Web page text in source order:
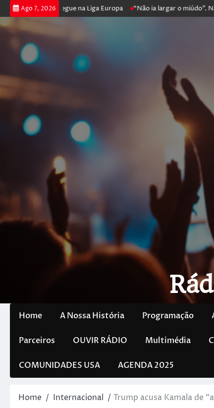
Ago 7, 2026
e prossegue na Liga Europa “Não ia largar o miúdo”.
Home A Nossa História Programação
Parceiros OUVIR RÁDIO Multimédia
COMUNIDADES USA AGENDA 2025
Home Internacional Trump acusa Kamala de